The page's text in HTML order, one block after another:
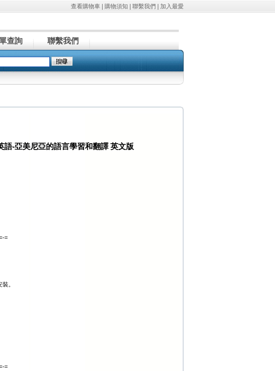
查看購物車 購物須知 聯繫我們 加入最愛
查詢 聯繫我們
-亞美尼亞的語言學習和翻譯 英文版
=
。
=